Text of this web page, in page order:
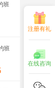
班
班
注册有礼
在线咨询